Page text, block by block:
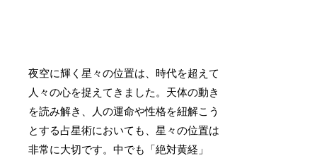
夜空に輝く星々の位置は、時代を超えて
人々の心を捉えてきました。天体の動き
を読み解き、人の運命や性格を紐解こう
とする占星術においても、星々の位置は
非常に大切です。中でも「絶対黄経」